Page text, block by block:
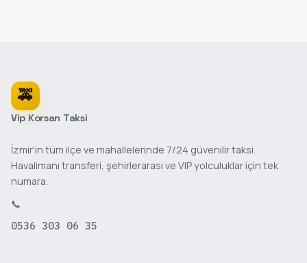
🚕
Vip Korsan Taksi
İzmir'in tüm ilçe ve mahallelerinde 7/24 güvenilir taksi.
Havalimanı transferi, şehirlerarası ve VIP yolculuklar için tek
numara.
📞
0536 303 06 35